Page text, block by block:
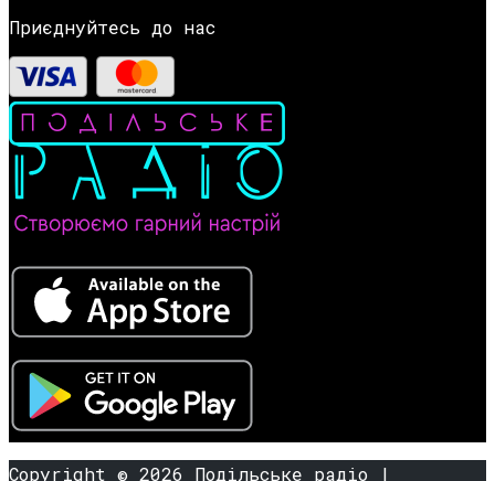
Приєднуйтесь до нас
Copyright © 2026 Подільське радіо |